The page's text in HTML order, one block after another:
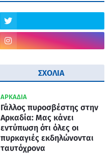
ΣΧΟΛΙΑ
ΑΡΚΑΔΙΑ
Γάλλος πυροσβέστης στην
Αρκαδία: Μας κάνει
εντύπωση ότι όλες οι
πυρκαγιές εκδηλώνονται
ταυτόχρονα